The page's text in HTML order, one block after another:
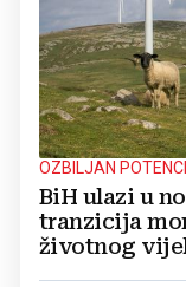
OZBILJAN
BiH ulazi u
tranzicija
životnog